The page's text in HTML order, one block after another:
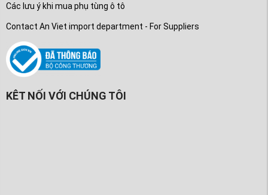
Các lưu ý khi mua phụ tùng ô tô
Contact An Viet import department - For Suppliers
KÊT NỐI VỚI CHÚNG TÔI